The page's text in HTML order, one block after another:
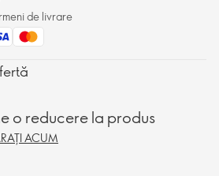
de livrare
o reducere la produs
ACUM